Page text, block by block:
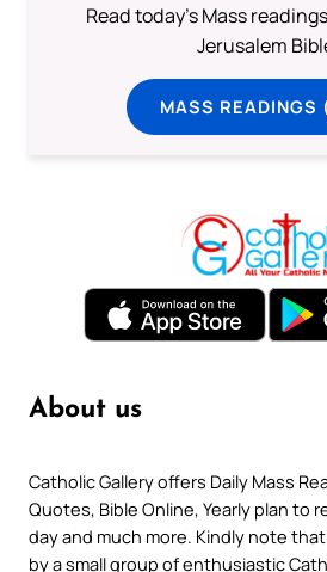
Read today's Mass
Jerusalem
MASS READINGS
About us
Catholic Gallery offers Daily Mass
Quotes, Bible Online, Yearly plan to
day and much more. Kindly note
by a small group of enthusiastic